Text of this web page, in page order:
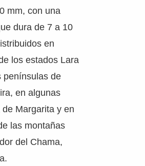
mm, con una
dura de 7 a 10
en
los estados Lara
penínsulas de
en algunas
Margarita y en
las montañas
del Chama,